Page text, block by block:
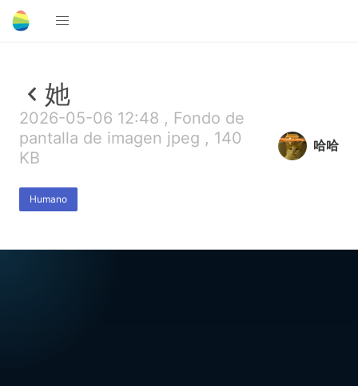
她
2026-05-06 12:48 , Fondo de
pantalla de imagen jpeg , 140
KB
Humano
哈哈